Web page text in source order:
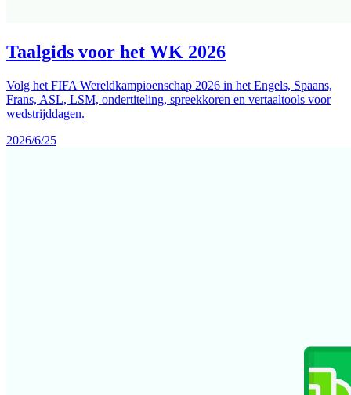
Taalgids voor het WK 2026
Volg het FIFA Wereldkampioenschap 2026 in het Engels, Spaans,
Frans, ASL, LSM, ondertiteling, spreekkoren en vertaaltools voor
wedstrijddagen.
2026/6/25